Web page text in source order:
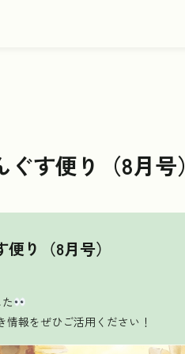
ぐす便り（8月号）
便り（8月号）
報をぜひご活用ください！